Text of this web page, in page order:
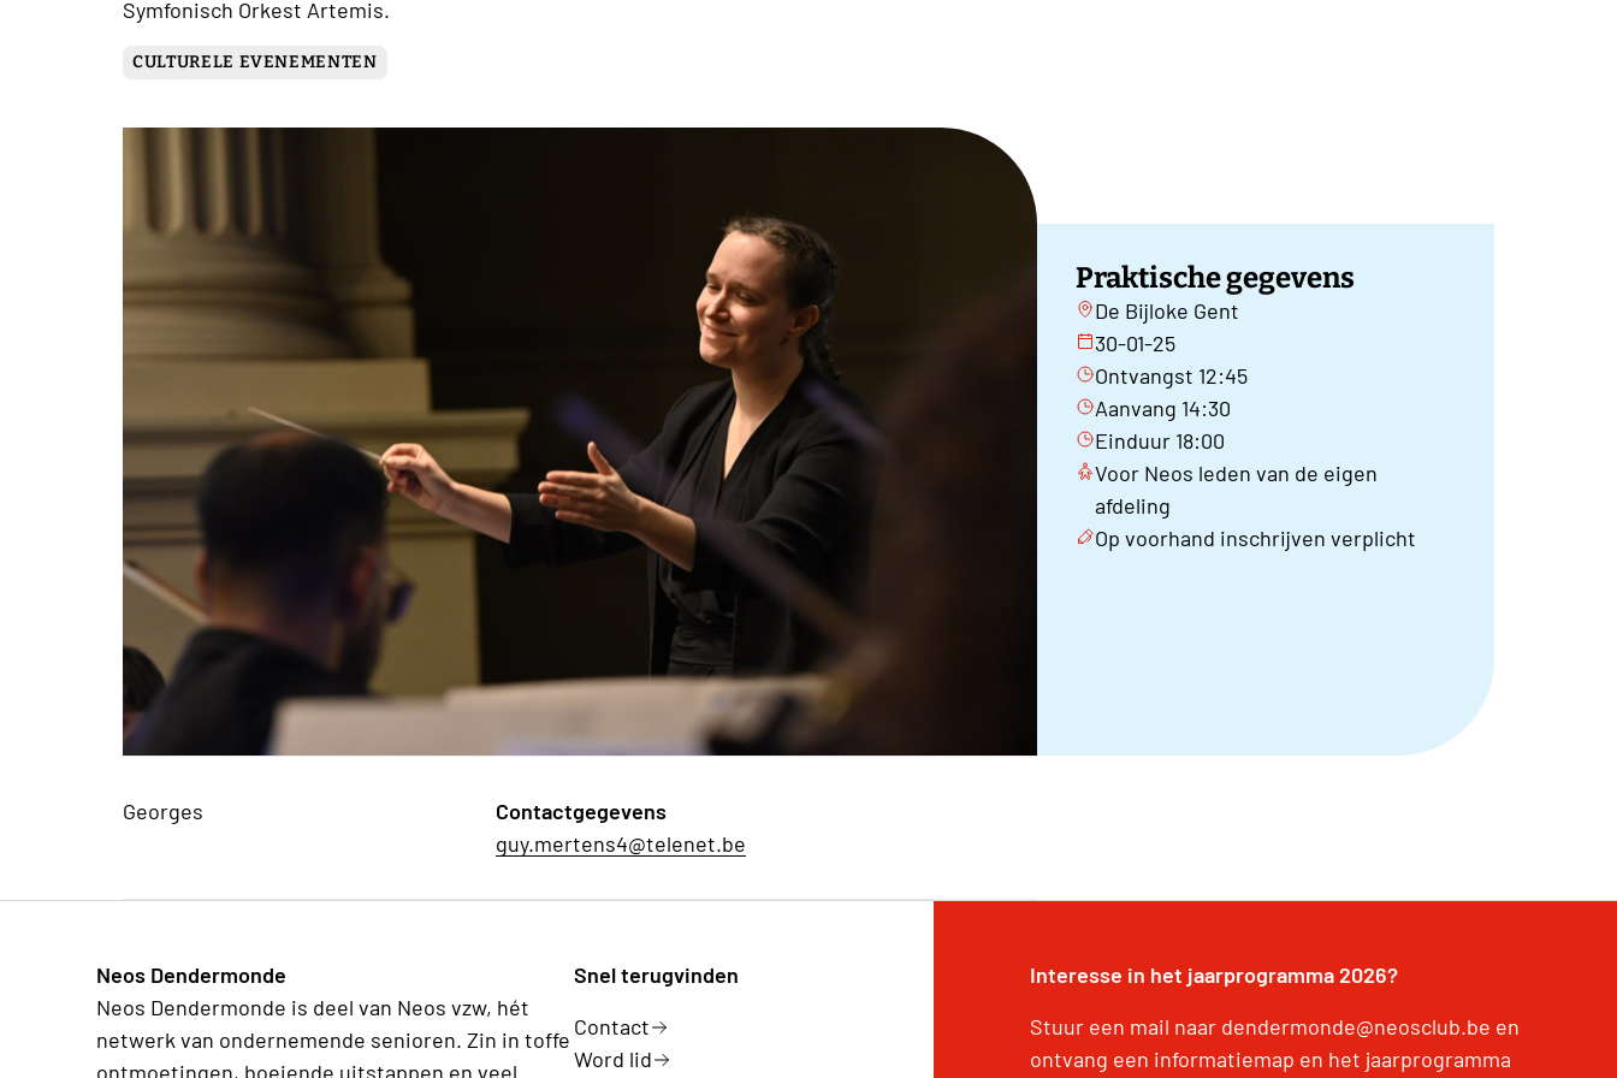
Symfonisch Orkest Artemis.
CULTURELE EVENEMENTEN
Praktische gegevens
De Bijloke Gent
30-01-25
Ontvangst 12:45
Aanvang 14:30
Einduur 18:00
Voor Neos leden van de eigen
afdeling
Op voorhand inschrijven verplicht
Georges
Contactgegevens
guy.mertens4@telenet.be
Neos Dendermonde
Neos Dendermonde is deel van Neos vzw, hét
netwerk van ondernemende senioren. Zin in toffe
ontmoetingen, boeiende uitstappen en veel
Snel terugvinden
Contact
Word lid
Interesse in het jaarprogramma 2026?
Stuur een mail naar dendermonde@neosclub.be en
ontvang een informatiemap en het jaarprogramma